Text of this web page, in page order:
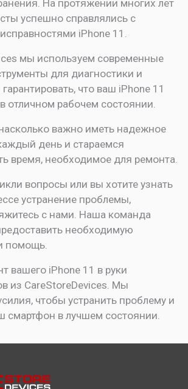
На протяжении многих лет
успешно справлялись с
iPhone 11.
мы используем современные
для диагностики и
что ваш iPhone 11
отличном рабочем состоянии.
важно иметь надежное
день и стараемся
время, необходимое для ремонта.
вопросы или вы хотите узнать
устранение проблемы,
с нами. Наша команда
необходимую
помощь.
вашего iPhone 11 в руки
из CareStoreDevices. Мы
чтобы устранить проблему и
смартфон в лучшем состоянии.